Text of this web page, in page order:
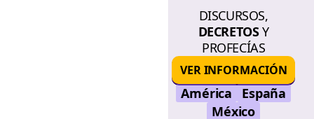
DISCURSOS,
DECRETOSY
PROFECÍAS
VER INFORMACIÓN
América
España
México